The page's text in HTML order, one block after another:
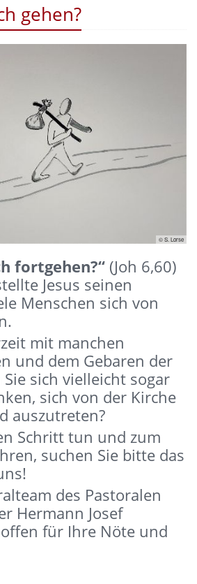
gehen?
© S. Lorse
fortgehen?“ (Joh 6,60)
Jesus seinen
Menschen sich von
mit manchen
und dem Gebaren der
Sie sich vielleicht sogar
sich von der Kirche
auszutreten?
Schritt tun und zum
suchen Sie bitte das
des Pastoralen
Hermann Josef
für Ihre Nöte und